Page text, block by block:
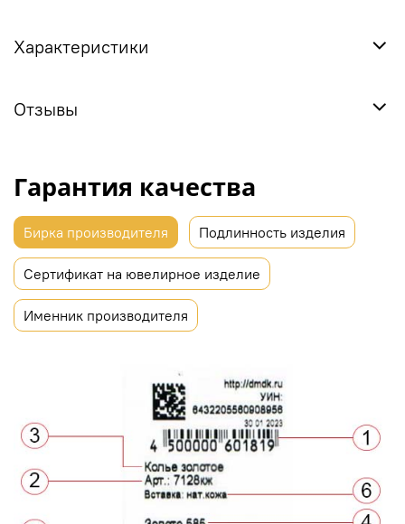
Характеристики
Отзывы
Гарантия качества
Бирка производителя Подлинность изделия
Сертификат на ювелирное изделие
Именник производителя